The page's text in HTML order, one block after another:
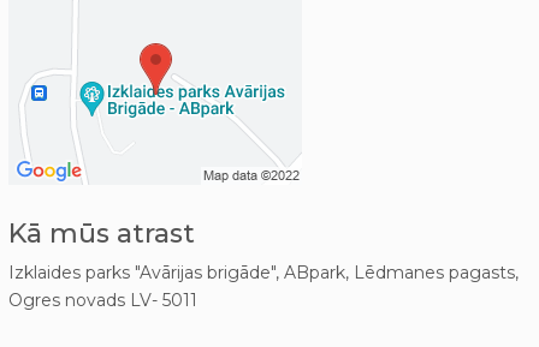
Kā mūs atrast
Izklaides parks "Avārijas brigāde", ABpark, Lēdmanes pagasts,
Ogres novads LV- 5011